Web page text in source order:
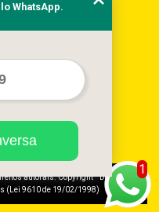
autorais. Copyright Desmonte
(Lei 9610 de 19/02/1998)
1
WhatsApp.